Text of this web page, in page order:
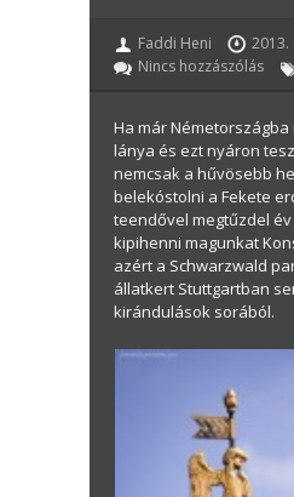
Faddi Heni
2013.
Nincs hozzászólás
Ha már
lánya és ezt nyáron
nemcsak a hűvösebb
belekóstolni a Fekete
teendővel megtűzdel
kipihenni magunkat
azért a Schwarzwald
állatkert Stuttgartban
kirándulások sorából.